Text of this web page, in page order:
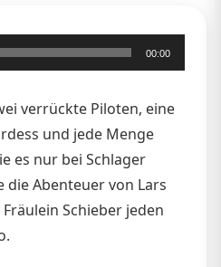
00:00
verrückte Piloten, eine
und jede Menge
es nur bei Schlager
die Abenteuer von Lars
Schieber jeden